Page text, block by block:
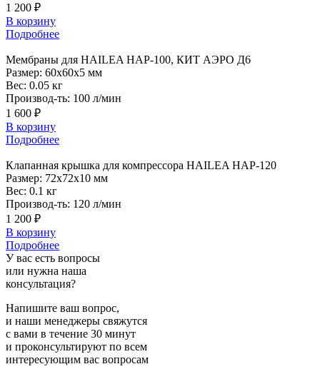
1 200 ₽
В корзину
Подробнее
Мембраны для HAILEA HAP-100, КИТ АЭРО Д6
Размер: 60x60x5 мм
Вес: 0.05 кг
Производ-ть: 100 л/мин
1 600 ₽
В корзину
Подробнее
Клапанная крышка для компрессора HAILEA HAP-120
Размер: 72x72x10 мм
Вес: 0.1 кг
Производ-ть: 120 л/мин
1 200 ₽
В корзину
Подробнее
У вас есть вопросы
или нужна наша
консультация?
Напишите ваш вопрос,
и наши менеджеры свяжутся
с вами в течение 30 минут
и проконсультируют по всем
интересующим вас вопросам